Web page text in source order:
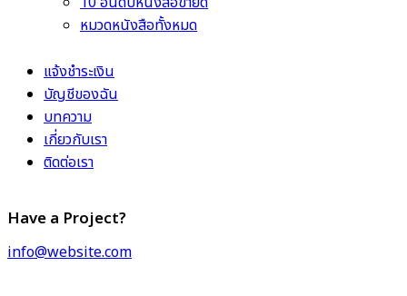
หมวดหนังสือทั้งหมด
แจ้งชำระเงิน
บัญชีของฉัน
บทความ
เกี่ยวกับเรา
ติดต่อเรา
Have a Project?
info@website.com